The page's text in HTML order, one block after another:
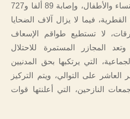
فلسطينيا، غالبيتهم من النساء والأطفال، وإصابة 89 ألفا و727
القطرية، فيما لا يزال آلاف الضحايا
لا تستطيع طواقم الإسعاف
وتعد المجازر المستمرة للاحتلال
التي يرتكبها بحق المدنيين
العاشر على التوالي، ويتم التركيز
النازحين، التي أعلنتها قوات